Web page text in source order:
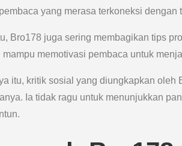
yang merasa terkoneksi dengan
Bro178 juga sering membagikan tips
mampu memotivasi pembaca untuk
itu, kritik sosial yang diungkapkan
Ia tidak ragu untuk menunjukkan